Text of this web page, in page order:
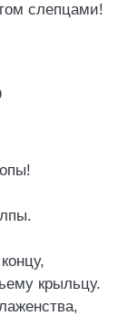
слепцами!
крыльцу.